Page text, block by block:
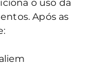
o uso da
Após as